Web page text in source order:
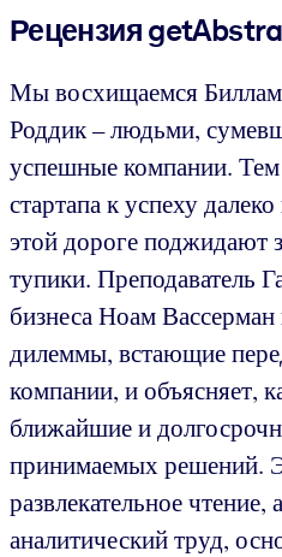
Рецензия
Мы восхищаемся
Роддик – людьми,
успешные компании. Тем
стартапа к успеху
этой дороге поджидают
тупики. Преподаватель
бизнеса Ноам
дилеммы, встающие
компании, и объясняет,
ближайшие и
принимаемых решений.
развлекательное чтение,
аналитический труд,